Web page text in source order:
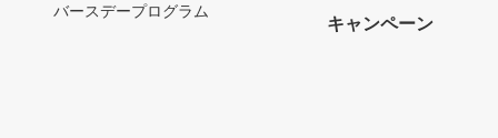
バースデープログラム
キャンペーン